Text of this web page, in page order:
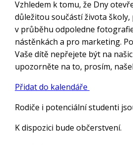
Vzhledem k tomu, že Dny
důležitou součástí života školy,
v průběhu odpoledne
nástěnkách a pro marketing.
Vaše dítě nepřejete být na
upozorněte na to, prosím,
Přidat do kalendáře
Rodiče i potenciální studenti
K dispozici bude občerstvení.